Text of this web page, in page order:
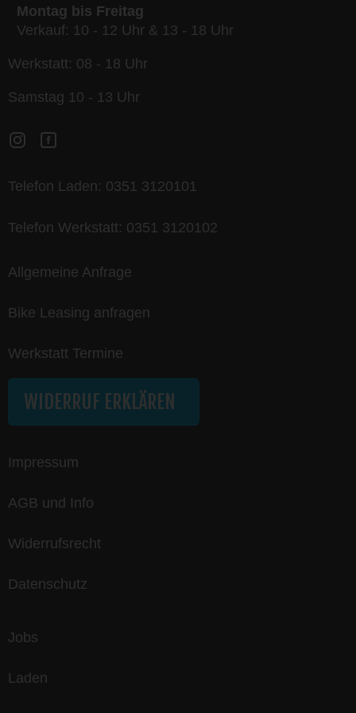
Montag bis Freitag
Verkauf: 10 - 12 Uhr & 13 - 18 Uhr
Werkstatt: 08 - 18 Uhr
Samstag 10 - 13 Uhr
Telefon Laden: 0351 3120101
Telefon Werkstatt: 0351 3120102
Allgemeine Anfrage
Bike Leasing anfragen
Werkstatt Termine
WIDERRUF ERKLÄREN
Impressum
AGB und Info
Widerrufsrecht
Datenschutz
Jobs
Laden